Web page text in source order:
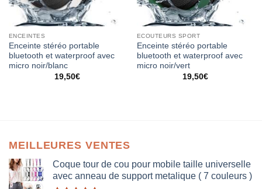
ENCEINTES
Enceinte stéréo portable
bluetooth et waterproof avec
micro noir/blanc
19,50€
ECOUTEURS SPORT
Enceinte stéréo portable
bluetooth et waterproof avec
micro noir/vert
19,50€
MEILLEURES VENTES
Coque tour de cou pour mobile taille universelle
avec anneau de support metalique ( 7 couleurs )